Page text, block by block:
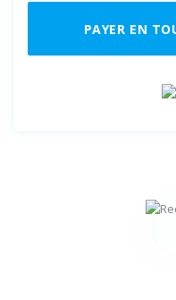
PAYER EN